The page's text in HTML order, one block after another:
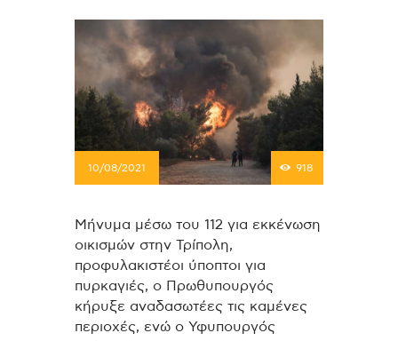
10/08/2021 918
Μήνυμα μέσω του 112 για εκκένωση
οικισμών στην Τρίπολη,
προφυλακιστέοι ύποπτοι για
πυρκαγιές, ο Πρωθυπουργός
κήρυξε αναδασωτέες τις καμένες
περιοχές, ενώ ο Υφυπουργός